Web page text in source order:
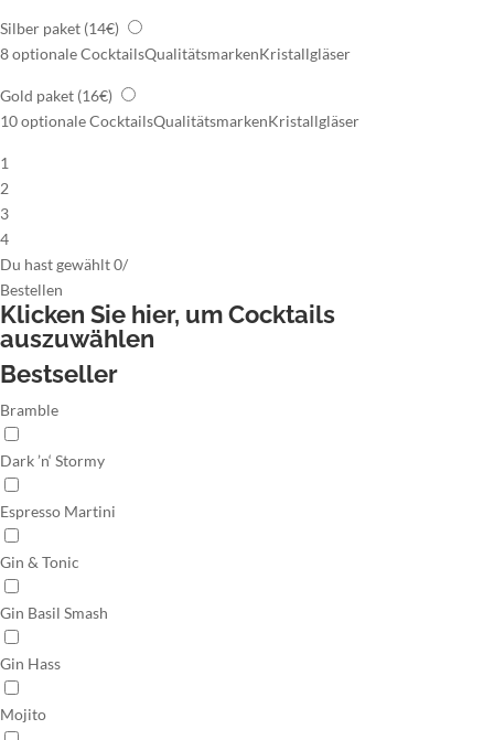
Silber paket (14€)
8 optionale CocktailsQualitätsmarkenKristallgläser
Gold paket (16€)
10 optionale CocktailsQualitätsmarkenKristallgläser
1
2
3
4
Du hast gewählt0/
Bestellen
Klicken Sie hier, um Cocktails
auszuwählen
Bestseller
Bramble
Dark ’n‘ Stormy
Espresso Martini
Gin & Tonic
Gin Basil Smash
Gin Hass
Mojito